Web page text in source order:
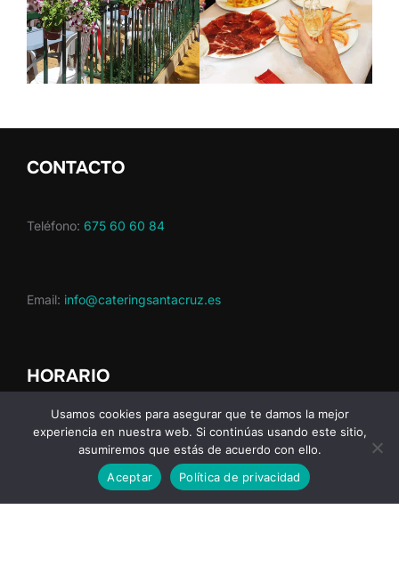
CONTACTO
Teléfono: 675 60 60 84
Email: info@cateringsantacruz.es
HORARIO
Nuestro horario de atención al cliente de lunes a jueves
laborables de 10:00 a 17:00 y viernes laborables de 10:00
Usamos cookies para asegurar que te damos la mejor
experiencia en nuestra web. Si continúas usando este sitio,
asumiremos que estás de acuerdo con ello.
Aceptar
Política de privacidad